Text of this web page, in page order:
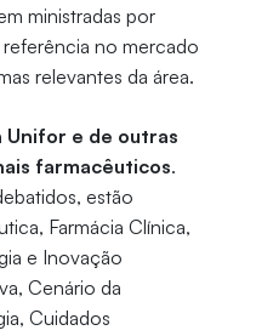
ministradas por
no mercado
relevantes da área.
Unifor e de outras
farmacêuticos.
estão
Farmácia Clínica,
e Inovação
Cenário da
Cuidados